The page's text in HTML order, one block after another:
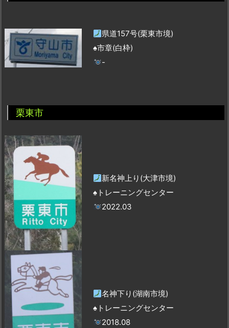
県道157号(栗東市境)
♠市章(白枠)
-
栗東市
新名神上り(大津市境)
♠トレーニングセンター
2022.03
名神下り(湖南市境)
♠トレーニングセンター
2018.08